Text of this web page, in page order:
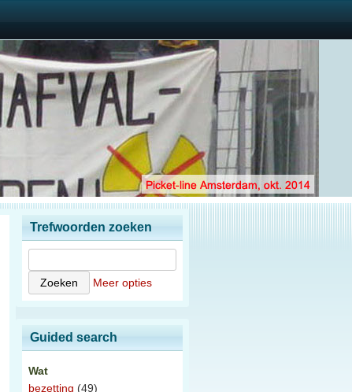
Trefwoorden zoeken
Meer opties
Guided search
Wat
bezetting (49)